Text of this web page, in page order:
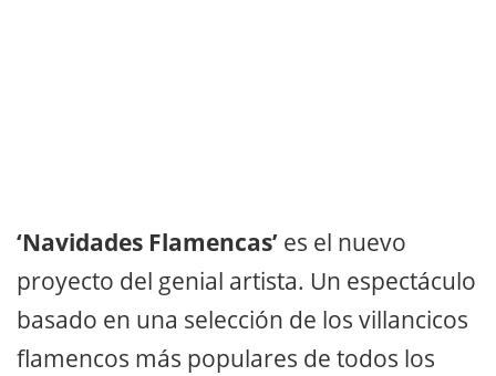
‘Navidades Flamencas’ es el nuevo
proyecto del genial artista. Un espectáculo
basado en una selección de los villancicos
flamencos más populares de todos los